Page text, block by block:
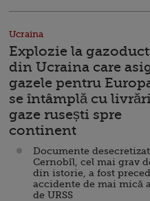
Ucraina
Explozie la
din Ucraina care
gazele pentru
se întâmplă cu
gaze rusești spre
continent
Documente
Cernobîl, cel mai grav
din istorie, a fost
accidente de mai mică
de URSS